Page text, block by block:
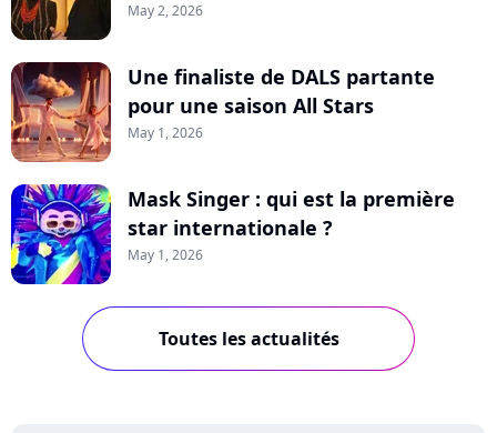
May 2, 2026
Une finaliste de DALS partante
pour une saison All Stars
May 1, 2026
Mask Singer : qui est la première
star internationale ?
May 1, 2026
Toutes les actualités